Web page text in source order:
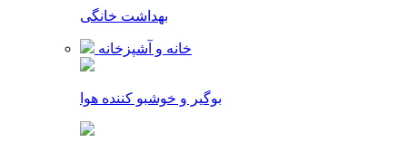
بهداشت خانگی
خانه و آشپزخانه
بوگیر و خوشبو کننده هوا